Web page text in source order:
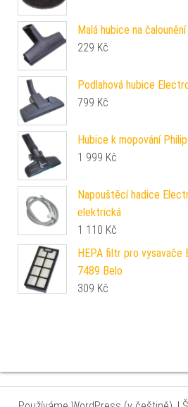
Malá hubice na
229 Kč
Podlahová hubice
799 Kč
Hubice k mopování
1 999 Kč
Napouštěcí hadice
elektrická
1 110 Kč
HEPA filtr pro vysavače
7489 Belo
309 Kč